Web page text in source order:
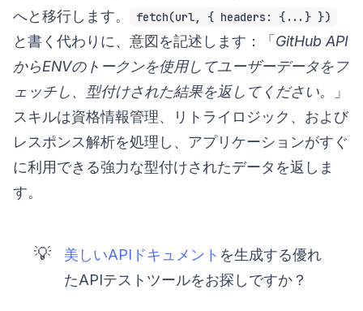
へと移行します。
fetch(url, { headers: {...} })
と書く代わりに、意図を記述します：「 GitHub API
からENVのトークンを使用してユーザーデータをフ
ェッチし、型付けされた結果を返してください。
」
スキルは資格情報管理、リトライロジック、および
レスポンス解析を処理し、アプリケーションがすぐ
に利用できる強力な型付けされたデータを返しま
す。
💡 美しいAPIドキュメント を生成する優れ
たAPIテストツールをお探しですか？